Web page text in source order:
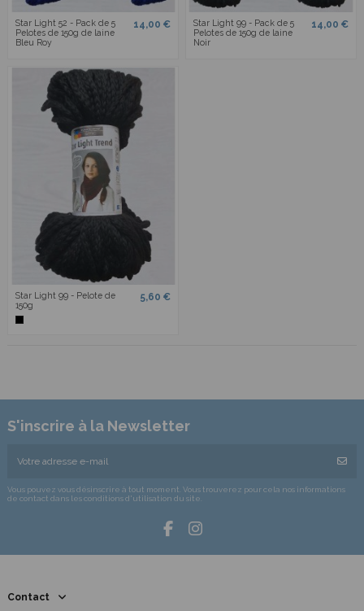
Star Light 52 - Pack de 5
Pelotes de 150g de laine
Bleu Roy
14,00 €
Star Light 99 - Pack de 5
Pelotes de 150g de laine
Noir
14,00 €
Star Light 99 - Pelote de
150g
5,60 €
S'inscrire à la Newsletter
Vous pouvez vous désinscrire à tout moment. Vous trouverez pour cela nos informations
de contact dans les conditions d'utilisation du site.
Contact